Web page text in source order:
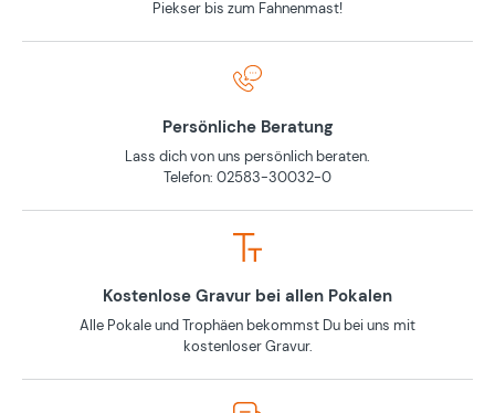
Piekser bis zum Fahnenmast!
Persönliche Beratung
Lass dich von uns persönlich beraten.
Telefon: 02583-30032-0
Kostenlose Gravur bei allen Pokalen
Alle Pokale und Trophäen bekommst Du bei uns mit
kostenloser Gravur.